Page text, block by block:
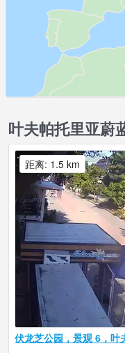
叶夫帕托里亚蔚
伏龙芝公园，景观 6，叶
距离: 1.5 km